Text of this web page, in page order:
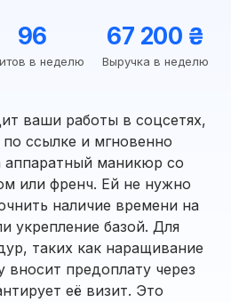
96
в неделю
67 200 ₴
Выручка в неделю
ваши работы в соцсетях,
ссылке и мгновенно
аппаратный маникюр со
или френч. Ей не нужно
наличие времени на
укрепление базой. Для
таких как наращивание
вносит предоплату через
её визит. Это